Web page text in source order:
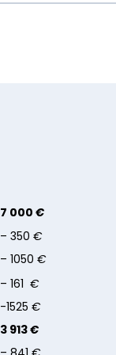
7 000 €
– 350 €
– 1050 €
– 161 €
-1525 €
3 913€